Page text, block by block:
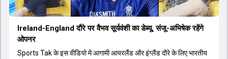
Ireland-England दौरे पर वैभव सूर्यवंशी का डेब्यू, संजू-अभिषेक रहेंगे
ओपनर
Sports Tak के इस वीडियो में आगामी आयरलैंड और इंग्लैंड दौरे के लिए भारतीय